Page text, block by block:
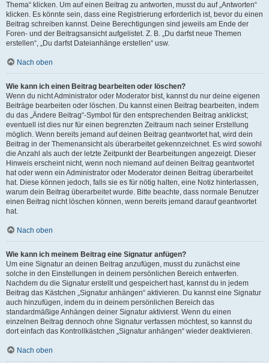
Thema“ klicken. Um auf einen Beitrag zu antworten, musst du auf „Antworten“
klicken. Es könnte sein, dass eine Registrierung erforderlich ist, bevor du einen
Beitrag schreiben kannst. Deine Berechtigungen sind jeweils am Ende der
Foren- und der Beitragsansicht aufgelistet. Z. B. „Du darfst neue Themen
erstellen“, „Du darfst Dateianhänge erstellen“ usw.
Nach oben
Wie kann ich einen Beitrag bearbeiten oder löschen?
Wenn du nicht Administrator oder Moderator bist, kannst du nur deine eigenen
Beiträge bearbeiten oder löschen. Du kannst einen Beitrag bearbeiten, indem
du das „Ändere Beitrag“-Symbol für den entsprechenden Beitrag anklickst;
eventuell ist dies nur für einen begrenzten Zeitraum nach seiner Erstellung
möglich. Wenn bereits jemand auf deinen Beitrag geantwortet hat, wird dein
Beitrag in der Themenansicht als überarbeitet gekennzeichnet. Es wird sowohl
die Anzahl als auch der letzte Zeitpunkt der Bearbeitungen angezeigt. Dieser
Hinweis erscheint nicht, wenn noch niemand auf deinen Beitrag geantwortet
hat oder wenn ein Administrator oder Moderator deinen Beitrag überarbeitet
hat. Diese können jedoch, falls sie es für nötig halten, eine Notiz hinterlassen,
warum dein Beitrag überarbeitet wurde. Bitte beachte, dass normale Benutzer
einen Beitrag nicht löschen können, wenn bereits jemand darauf geantwortet
hat.
Nach oben
Wie kann ich meinem Beitrag eine Signatur anfügen?
Um eine Signatur an deinen Beitrag anzufügen, musst du zunächst eine
solche in den Einstellungen in deinem persönlichen Bereich entwerfen.
Nachdem du die Signatur erstellt und gespeichert hast, kannst du in jedem
Beitrag das Kästchen „Signatur anhängen“ aktivieren. Du kannst eine Signatur
auch hinzufügen, indem du in deinem persönlichen Bereich das
standardmäßige Anhängen deiner Signatur aktivierst. Wenn du einen
einzelnen Beitrag dennoch ohne Signatur verfassen möchtest, so kannst du
dort einfach das Kontrollkästchen „Signatur anhängen“ wieder deaktivieren.
Nach oben